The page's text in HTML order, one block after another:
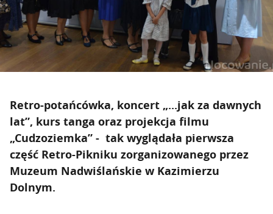
Retro-potańcówka, koncert „...jak za dawnych
lat”, kurs tanga oraz projekcja filmu
„Cudzoziemka” - tak wyglądała pierwsza
część Retro-Pikniku zorganizowanego przez
Muzeum Nadwiślańskie w Kazimierzu
Dolnym.